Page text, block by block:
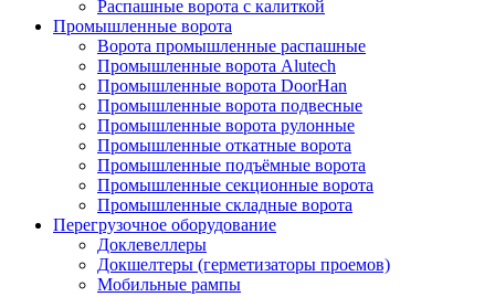
Распашные ворота с калиткой
Промышленные ворота
Ворота промышленные распашные
Промышленные ворота Alutech
Промышленные ворота DoorHan
Промышленные ворота подвесные
Промышленные ворота рулонные
Промышленные откатные ворота
Промышленные подъёмные ворота
Промышленные секционные ворота
Промышленные складные ворота
Перегрузочное оборудование
Доклевеллеры
Докшелтеры (герметизаторы проемов)
Мобильные рампы